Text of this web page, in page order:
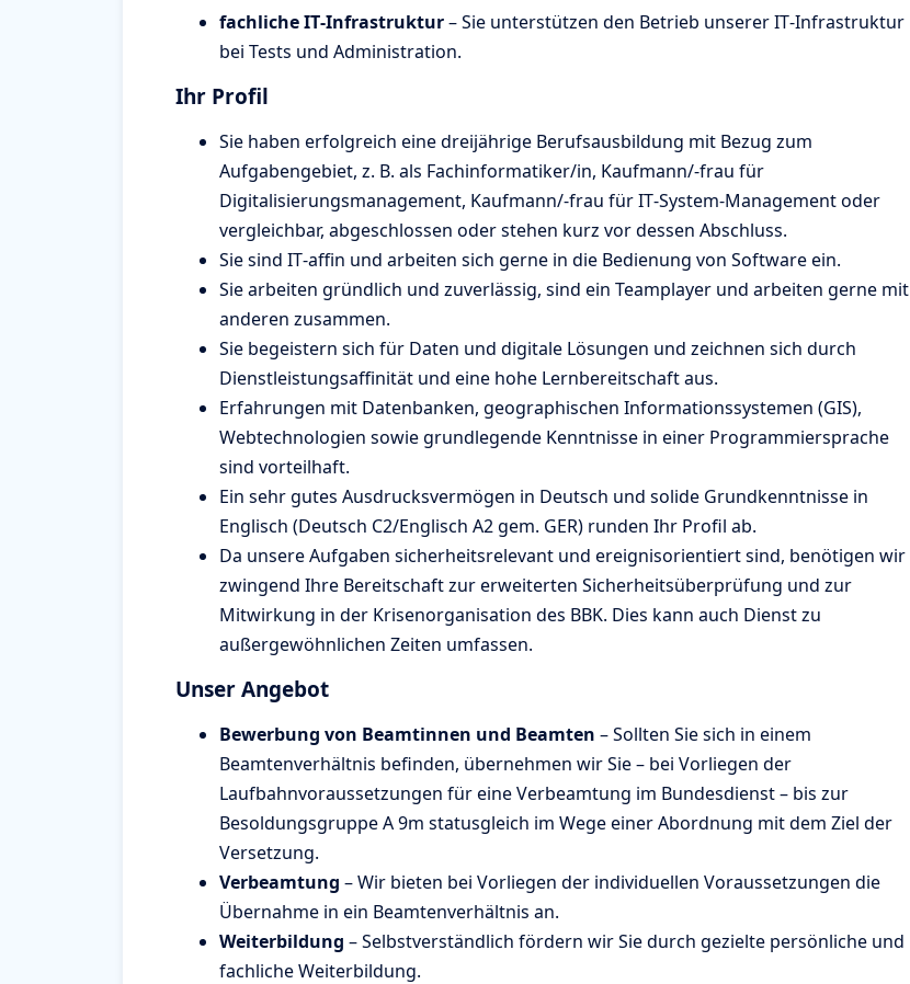
fachliche IT‑Infrastruktur– Sie unterstützen den Betrieb unserer IT‑Infrastruktur
bei Tests und Administration.
Ihr Profil
Sie haben erfolgreich eine dreijährige Berufsausbildung mit Bezug zum
Aufgabengebiet, z. B. als Fachinformatiker/in, Kaufmann/​‑frau für
Digitalisierungsmanagement, Kaufmann/​‑frau für IT‑System-Management oder
vergleichbar, abgeschlossen oder stehen kurz vor dessen Abschluss.
Sie sind IT‑affin und arbeiten sich gerne in die Bedienung von Software ein.
Sie arbeiten gründlich und zuverlässig, sind ein Teamplayer und arbeiten gerne mit
anderen zusammen.
Sie begeistern sich für Daten und digitale Lösungen und zeichnen sich durch
Dienstleistungsaffinität und eine hohe Lernbereitschaft aus.
Erfahrungen mit Datenbanken, geographischen Informationssystemen (GIS),
Webtechnologien sowie grundlegende Kenntnisse in einer Programmiersprache
sind vorteilhaft.
Ein sehr gutes Ausdrucksvermögen in Deutsch und solide Grundkenntnisse in
Englisch (Deutsch C2/Englisch A2 gem. GER) runden Ihr Profil ab.
Da unsere Aufgaben sicherheitsrelevant und ereignisorientiert sind, benötigen wir
zwingend Ihre Bereitschaft zur erweiterten Sicherheitsüberprüfung und zur
Mitwirkung in der Krisenorganisation des BBK. Dies kann auch Dienst zu
außergewöhnlichen Zeiten umfassen.
Unser Angebot
Bewerbung von Beamtinnen und Beamten – Sollten Sie sich in einem
Beamtenverhältnis befinden, übernehmen wir Sie – bei Vorliegen der
Laufbahnvoraussetzungen für eine Verbeamtung im Bundesdienst – bis zur
Besoldungsgruppe A 9m statusgleich im Wege einer Abordnung mit dem Ziel der
Versetzung.
Verbeamtung – Wir bieten bei Vorliegen der individuellen Voraussetzungen die
Übernahme in ein Beamtenverhältnis an.
Weiterbildung – Selbstverständlich fördern wir Sie durch gezielte persönliche und
fachliche Weiterbildung.